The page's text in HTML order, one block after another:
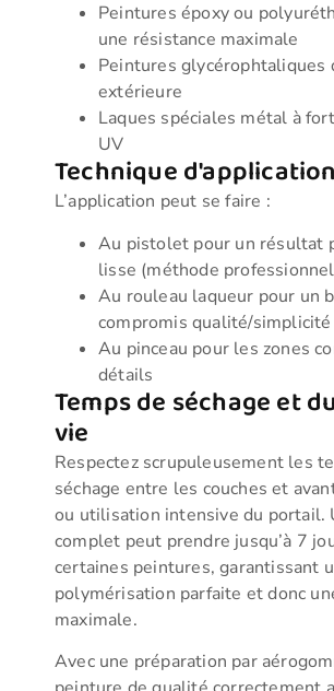
Peintures époxy ou
une résistance maximale
Peintures glycérophtaliques
extérieure
Laques spéciales métal à
UV
Technique d'application
L’application peut se faire :
Au pistolet pour un résultat
lisse (méthode
Au rouleau laqueur pour un
compromis qualité/simplicité
Au pinceau pour les zones
détails
Temps de séchage et
vie
Respectez scrupuleusement les
séchage entre les couches et
ou utilisation intensive du portail.
complet peut prendre jusqu’à 7
certaines peintures, garantissant
polymérisation parfaite et donc
maximale.
Avec une préparation par